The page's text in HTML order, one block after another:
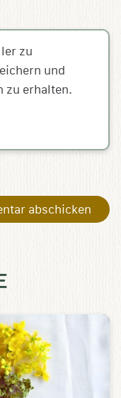
zu
und
zu erhalten.